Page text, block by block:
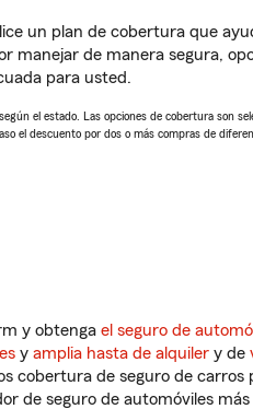
un plan de cobertura que
manejar de manera segura,
para usted.
el estado. Las opciones de cobertura son
el descuento por dos o más compras de
y obtenga el seguro de
y amplia hasta de alquiler y de
cobertura de seguro de
de seguro de automóviles